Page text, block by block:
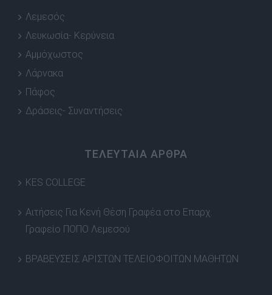
Λεμεσός
Λευκωσία- Κερύνεια
Αμμόχωστος
Λάρνακα
Πάφος
Δράσεις- Συναντήσεις
ΤΕΛΕΥΤΑΙΑ ΑΡΘΡΑ
KES COLLEGE
Αιτήσεις Για Κενή Θέση Γραφέα στο Επαρχ.
Γραφείο ΠΟΠΟ Λεμεσού
ΒΡΑΒΕΥΣΕΙΣ ΑΡΙΣΤΩΝ ΤΕΛΕΙΟΦΟΙΤΩΝ ΜΑΘΗΤΩΝ